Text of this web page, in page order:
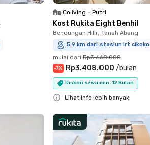
Coliving • Putri
Kost Rukita Eight Benhil
Bendungan Hilir, Tanah Abang
5.9 km dari stasiun lrt cikoko
mulai dari Rp3.668.000
-7% Rp3.408.000 /bulan
Diskon sewa min. 12 Bulan
Lihat info lebih banyak